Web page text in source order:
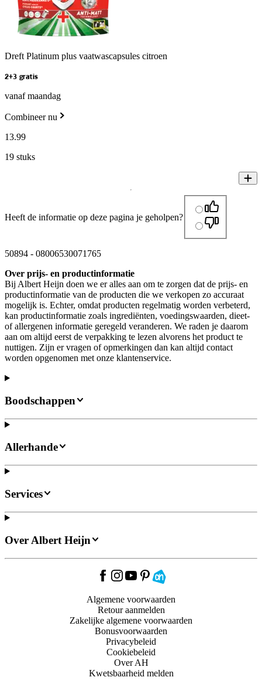
Dreft Platinum plus vaatwascapsules citroen
2+3 gratis
vanaf maandag
Combineer nu
13.99
19 stuks
Heeft de informatie op deze pagina je geholpen?
50894 - 08006530071765
Over prijs- en productinformatie
Bij Albert Heijn doen we er alles aan om te zorgen dat de prijs- en
productinformatie van de producten die we verkopen zo accuraat
mogelijk is. Echter, omdat producten regelmatig worden verbeterd,
kan productinformatie zoals ingrediënten, voedingswaarden, dieet-
of allergenen informatie geregeld veranderen. We raden je daarom
aan om altijd eerst de verpakking te lezen alvorens het product te
nuttigen. Zijn er vragen of opmerkingen dan kan altijd contact
worden opgenomen met onze klantenservice.
Boodschappen
Allerhande
Services
Over Albert Heijn
Algemene voorwaarden
Retour aanmelden
Zakelijke algemene voorwaarden
Bonusvoorwaarden
Privacybeleid
Cookiebeleid
Over AH
Kwetsbaarheid melden